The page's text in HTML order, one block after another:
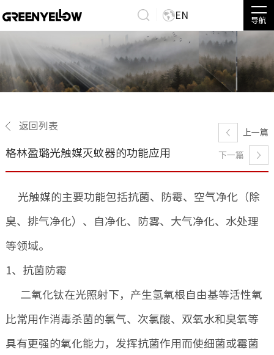
EN
导航
返回列表
格林盈璐光触媒灭蚊器的功能应用
上一篇
下一篇
光触媒的主要功能包括抗菌、防霉、空气净化（除
臭、排气净化）、自净化、防雾、大气净化、水处理
等领域。
1、抗菌防霉
二氧化钛在光照射下，产生氢氧根自由基等活性氧
比常用作消毒杀菌的氯气、次氯酸、双氧水和臭氧等
具有更强的氧化能力，发挥抗菌作用而使细菌或霉菌